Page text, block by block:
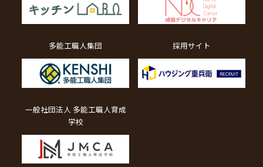
多能工職人集団 採用サイト
一般社団法人 多能工職人育成
学校